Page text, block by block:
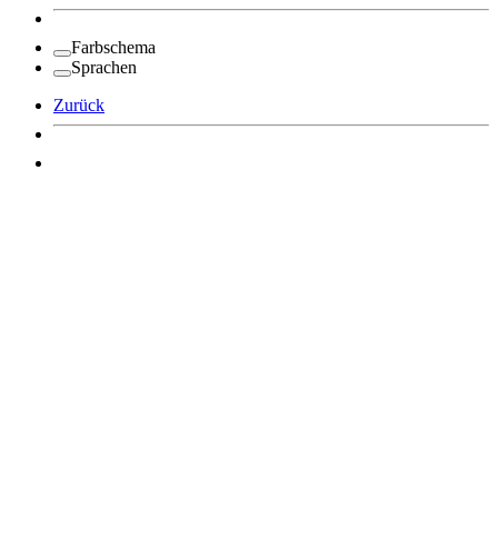
Farbschema
Sprachen
Zurück